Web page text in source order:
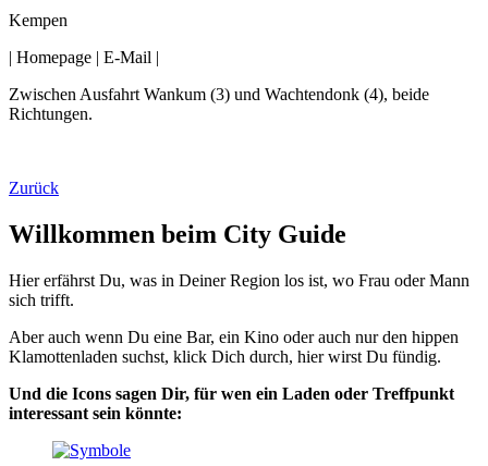
Kempen
| Homepage | E-Mail |
Zwischen Ausfahrt Wankum (3) und Wachtendonk (4), beide
Richtungen.
Zurück
Willkommen beim City Guide
Hier erfährst Du, was in Deiner Region los ist, wo Frau oder Mann
sich trifft.
Aber auch wenn Du eine Bar, ein Kino oder auch nur den hippen
Klamottenladen suchst, klick Dich durch, hier wirst Du fündig.
Und die Icons sagen Dir, für wen ein Laden oder Treffpunkt
interessant sein könnte: